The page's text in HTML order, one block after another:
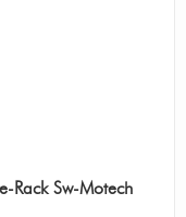
Rack Sw-Motech